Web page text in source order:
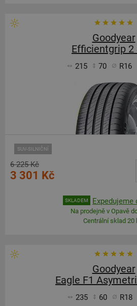
Goodyear
Efficientgrip 2
215 70 R16
SUV-SILNIČNÍ
6 225 Kč
3 301 Kč
SKLADEM Expedujeme
Na prodejně v Opavě
Centrální sklad 20
Goodyear
Eagle F1
235 60 R18